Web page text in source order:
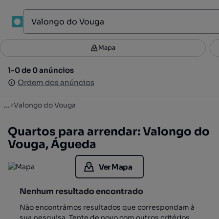
Filtros 3
1-0 de 0 anúncios
Ordem dos anúncios
Mapa
1-0 de 0 anúncios
Ordem dos anúncios
... Valongo do Vouga
Quartos para arrendar: Valongo do
Vouga, Águeda
Ver Mapa
Nenhum resultado encontrado
Não encontrámos resultados que correspondam à